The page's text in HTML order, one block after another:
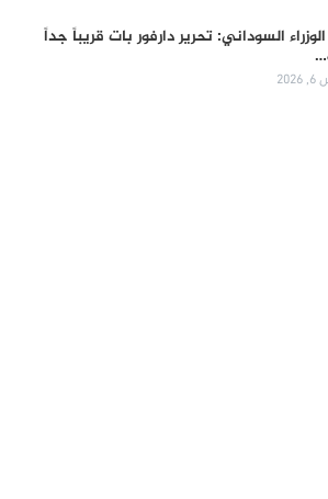
السوداني: تحرير دارفور بات قريباً جداً